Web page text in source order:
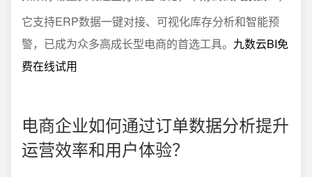
它支持ERP数据一键对接、可视化库存分析和智能预
警，已成为众多高成长型电商的首选工具。 九数云BI免
费在线试用
电商企业如何通过订单数据分析提升
运营效率和用户体验？